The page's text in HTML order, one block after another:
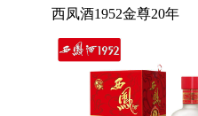
西凤酒1952金尊20年